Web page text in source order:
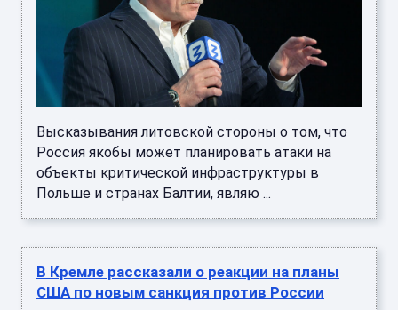
Высказывания литовской стороны о том, что
Россия якобы может планировать атаки на
объекты критической инфраструктуры в
Польше и странах Балтии, являю ...
В Кремле рассказали о реакции на планы
США по новым санкция против России